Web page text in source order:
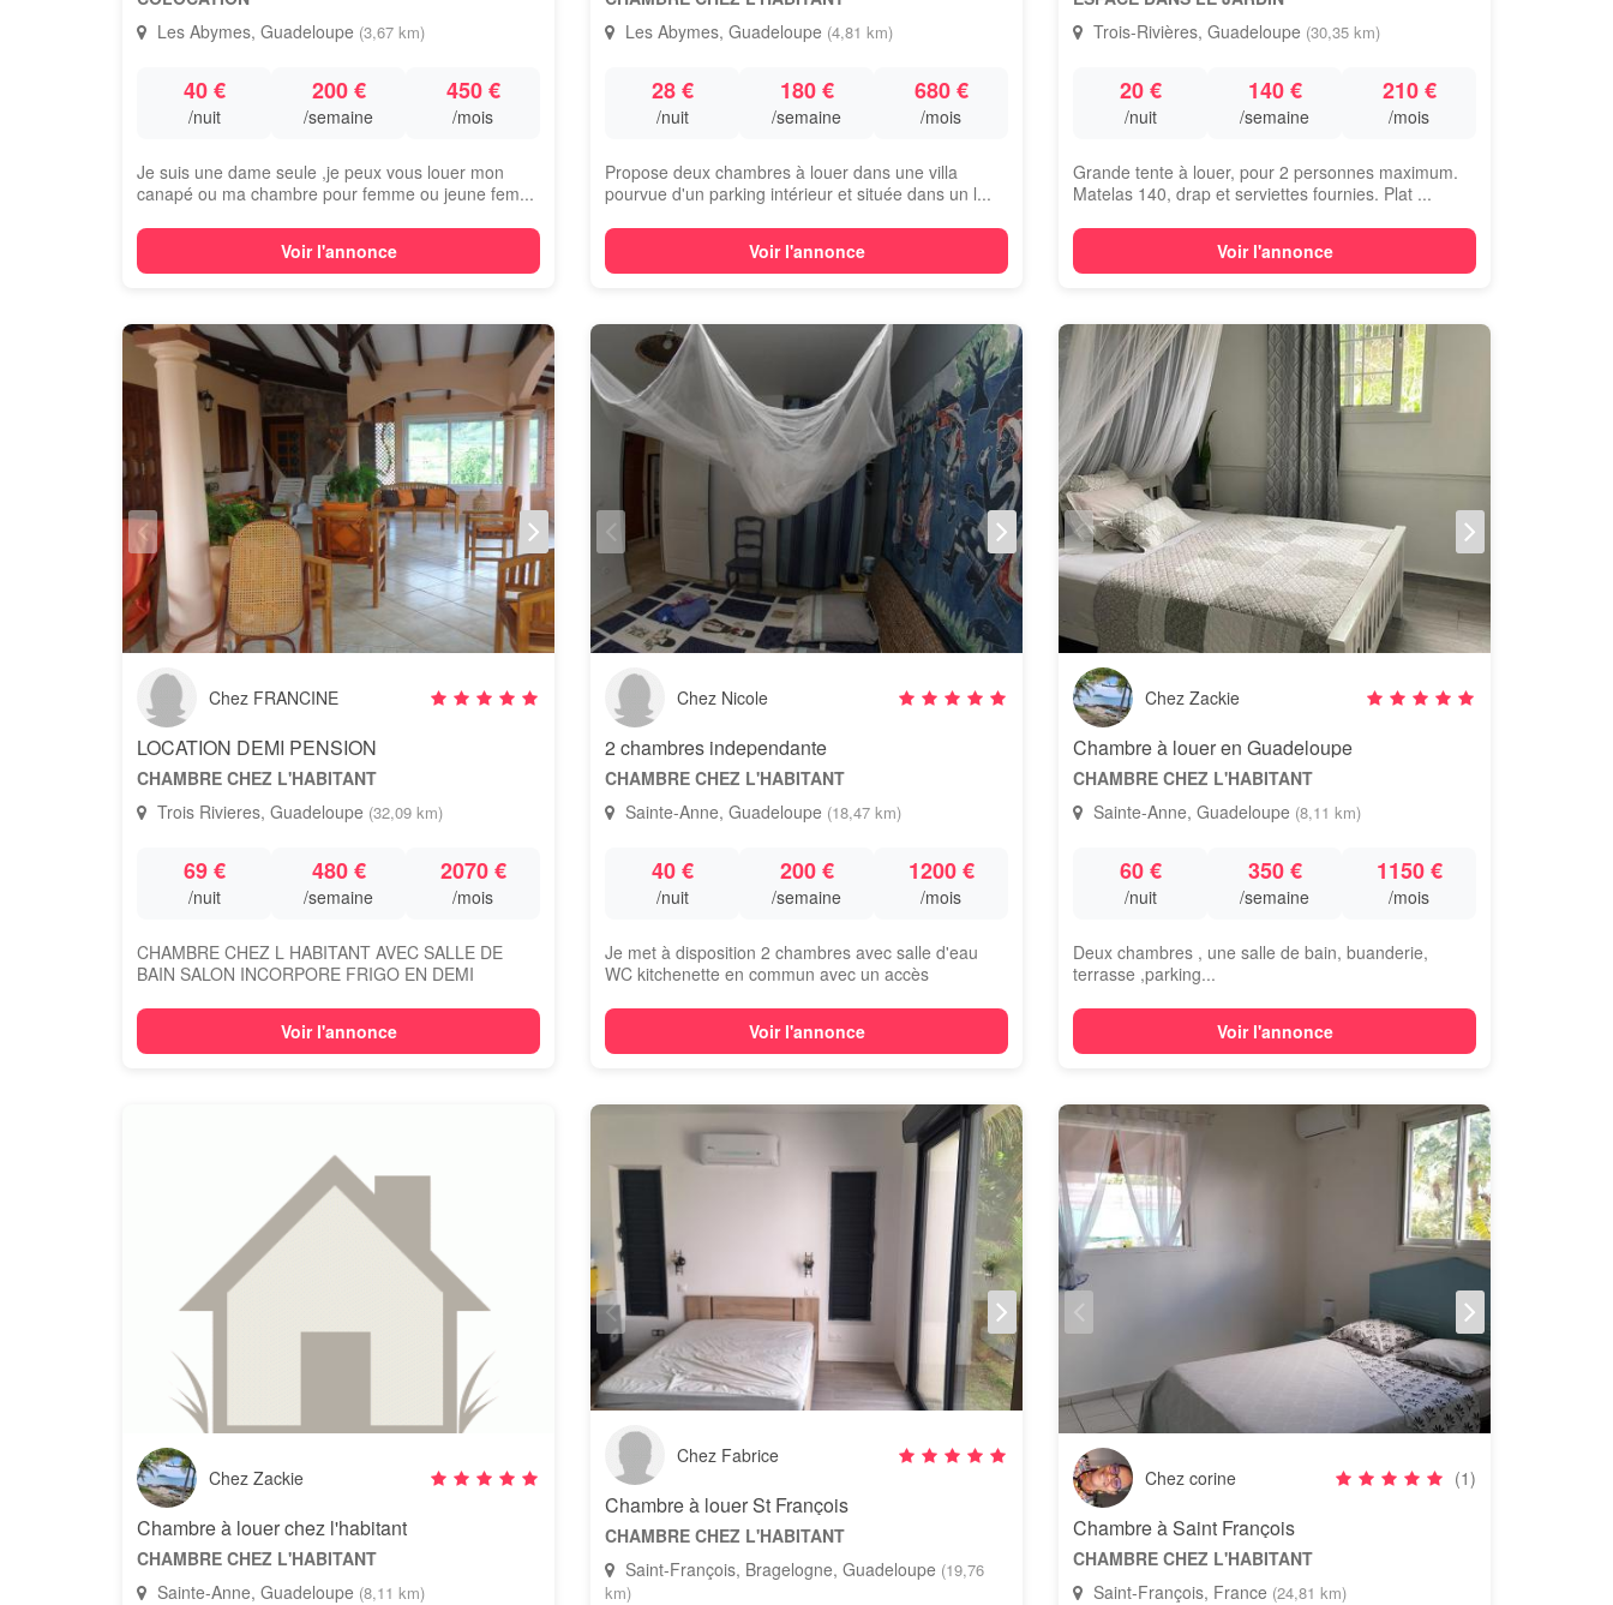
Les Abymes, Guadeloupe (3,67 km)
40 €
/nuit
200 €
/semaine
450 €
/mois
Je suis une dame seule ,je peux vous louer mon
canapé ou ma chambre pour femme ou jeune fem...
Voir l'annonce
Les Abymes, Guadeloupe (4,81 km)
28 €
/nuit
180 €
/semaine
680 €
/mois
Propose deux chambres à louer dans une villa
pourvue d'un parking intérieur et située dans un l...
Voir l'annonce
Trois-Rivières, Guadeloupe (30,35 km)
20 €
/nuit
140 €
/semaine
210 €
/mois
Grande tente à louer, pour 2 personnes maximum.
Matelas 140, drap et serviettes fournies. Plat ...
Voir l'annonce
Chez FRANCINE
LOCATION DEMI PENSION
CHAMBRE CHEZ L'HABITANT
Trois Rivieres, Guadeloupe (32,09 km)
69 €
/nuit
480 €
/semaine
2070 €
/mois
CHAMBRE CHEZ L HABITANT AVEC SALLE DE
BAIN SALON INCORPORE FRIGO EN DEMI
Voir l'annonce
Chez Nicole
2 chambres independante
CHAMBRE CHEZ L'HABITANT
Sainte-Anne, Guadeloupe (18,47 km)
40 €
/nuit
200 €
/semaine
1200 €
/mois
Je met à disposition 2 chambres avec salle d'eau
WC kitchenette en commun avec un accès
Voir l'annonce
Chez Zackie
Chambre à louer en Guadeloupe
CHAMBRE CHEZ L'HABITANT
Sainte-Anne, Guadeloupe (8,11 km)
60 €
/nuit
350 €
/semaine
1150 €
/mois
Deux chambres , une salle de bain, buanderie,
terrasse ,parking...
Voir l'annonce
Chez Zackie
Chambre à louer chez l'habitant
CHAMBRE CHEZ L'HABITANT
Sainte-Anne, Guadeloupe (8,11 km)
Chez Fabrice
Chambre à louer St François
CHAMBRE CHEZ L'HABITANT
Saint-François, Bragelogne, Guadeloupe (19,76
km)
Chez corine (1)
Chambre à Saint François
CHAMBRE CHEZ L'HABITANT
Saint-François, France (24,81 km)